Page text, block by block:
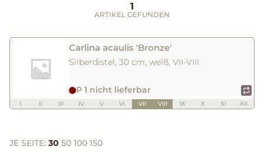
1
ARTIKEL GEFUNDEN
Carlina acaulis 'Bronze'
Silberdistel, 30 cm, weiß, VII-VIII
P 1 nicht lieferbar
I II III IV V VI VII VIII IX X XI XII
JE SEITE: 30 50 100 150